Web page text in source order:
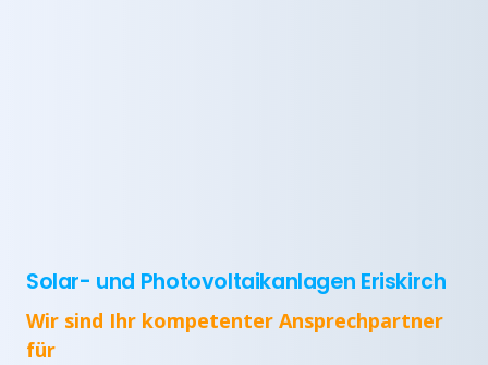
Solar- und Photovoltaikanlagen Eriskirch
Wir sind Ihr kompetenter Ansprechpartner
für